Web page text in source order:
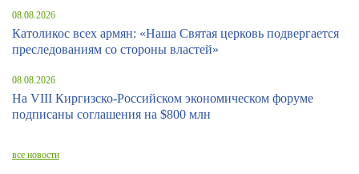
08.08.2026
Католикос всех армян: «Наша Святая церковь подвергается
преследованиям со стороны властей»
08.08.2026
На VIII Киргизско-Российском экономическом форуме
подписаны соглашения на $800 млн
все новости